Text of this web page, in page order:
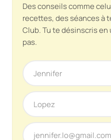
Des conseils comme
recettes, des séances à
Club. Tu te désinscris en
pas.